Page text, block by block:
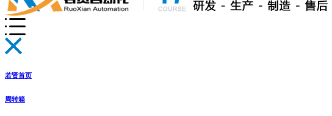
若贤首页
周转箱